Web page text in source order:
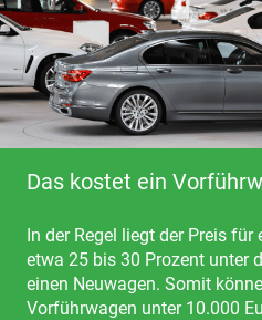
Das kostet ein
In der Regel liegt der Preis
etwa 25 bis 30 Prozent unter
einen Neuwagen. Somit
Vorführwagen unter 10.000